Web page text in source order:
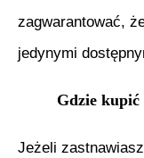
zagwarantować,
jedynymi
Gdzie kupić
Jeżeli